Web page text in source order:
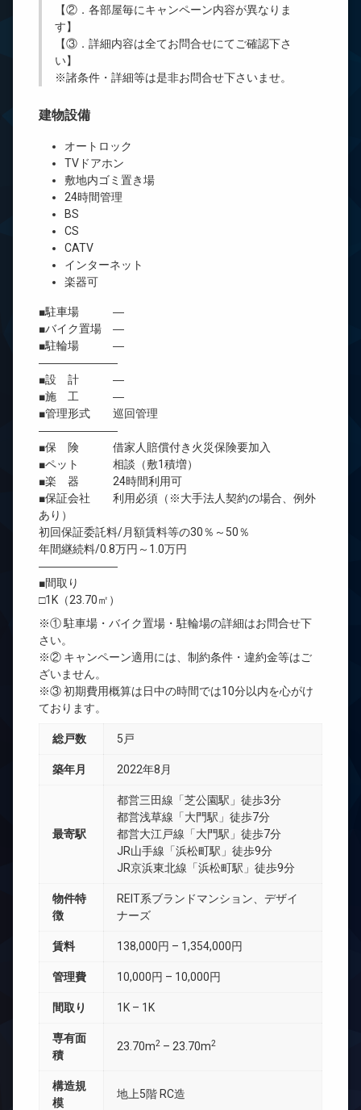
【②．各部屋毎にキャンペーン内容が異なりま
す】
【③．詳細内容は全てお問合せにてご確認下さ
い】
※諸条件・詳細等は是非お問合せ下さいませ。
建物設備
オートロック
TVドアホン
敷地内ゴミ置き場
24時間管理
BS
CS
CATV
インターネット
楽器可
■駐車場 ―
■バイク置場 ―
■駐輪場 ―
―――――――
■設 計 ―
■施 工 ―
■管理形式 巡回管理
―――――――
■保 険 借家人賠償付き火災保険要加入
■ペット 相談（敷1積増）
■楽 器 24時間利用可
■保証会社 利用必須（※大手法人契約の場合、例外
あり）
初回保証委託料/月額賃料等の30％～50％
年間継続料/0.8万円～1.0万円
―――――――
■間取り
□1K（23.70㎡）
※① 駐車場・バイク置場・駐輪場の詳細はお問合せ下
さい。
※② キャンペーン適用には、制約条件・違約金等はご
ざいません。
※③ 初期費用概算は日中の時間では10分以内を心がけ
ております。
総戸数 5戸
築年月 2022年8月
最寄駅
都営三田線「芝公園駅」徒歩3分
都営浅草線「大門駅」徒歩7分
都営大江戸線「大門駅」徒歩7分
JR山手線「浜松町駅」徒歩9分
JR京浜東北線「浜松町駅」徒歩9分
物件特
徴
REIT系ブランドマンション、デザイ
ナーズ
賃料 138,000円 – 1,354,000円
管理費 10,000円 – 10,000円
間取り 1K – 1K
専有面
積
23.70m2 – 23.70m2
構造規
模
地上5階 RC造